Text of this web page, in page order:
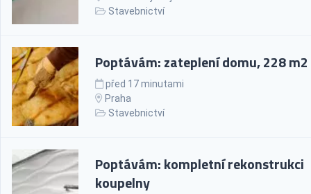
Stavebnictví
Poptávám: zateplení domu, 228 m2
před 17 minutami
Praha
Stavebnictví
Poptávám: kompletní rekonstrukci
koupelny